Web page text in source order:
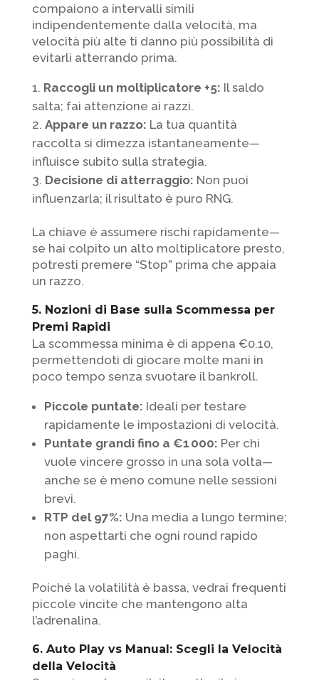
compaiono a intervalli simili
indipendentemente dalla velocità, ma
velocità più alte ti danno più possibilità di
evitarli atterrando prima.
Raccogli un moltiplicatore +5: Il saldo
salta; fai attenzione ai razzi.
Appare un razzo: La tua quantità
raccolta si dimezza istantaneamente—
influisce subito sulla strategia.
Decisione di atterraggio: Non puoi
influenzarla; il risultato è puro RNG.
La chiave è assumere rischi rapidamente—
se hai colpito un alto moltiplicatore presto,
potresti premere “Stop” prima che appaia
un razzo.
5. Nozioni di Base sulla Scommessa per
Premi Rapidi
La scommessa minima è di appena €0.10,
permettendoti di giocare molte mani in
poco tempo senza svuotare il bankroll.
Piccole puntate: Ideali per testare
rapidamente le impostazioni di velocità.
Puntate grandi fino a €1 000: Per chi
vuole vincere grosso in una sola volta—
anche se è meno comune nelle sessioni
brevi.
RTP del 97%: Una media a lungo termine;
non aspettarti che ogni round rapido
paghi.
Poiché la volatilità è bassa, vedrai frequenti
piccole vincite che mantengono alta
l’adrenalina.
6. Auto Play vs Manual: Scegli la Velocità
della Velocità